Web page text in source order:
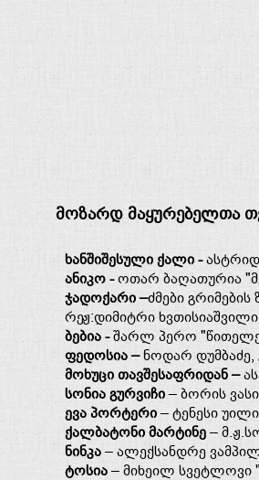
მოზარდ მაყურებელთა
ხანშიშესული ქალი -
ანიკო -ოთარ ბაღათურია
ჯადოქარი –ძმები
რეჟ:დიმიტრი ხვთისიაშვილი
ბებია -შარლ პერო
ფედოსია –ნოდარ დუმბაძე,
მოხუცი თავშესაფრიდან –
სონია გურვიჩი – ბორის
ევა პორტერი – ტენესი
ქალბატონი მარტინე –
ნინკა – ალექსანდრე
ტოსია – მიხეილ სვეტლოვი